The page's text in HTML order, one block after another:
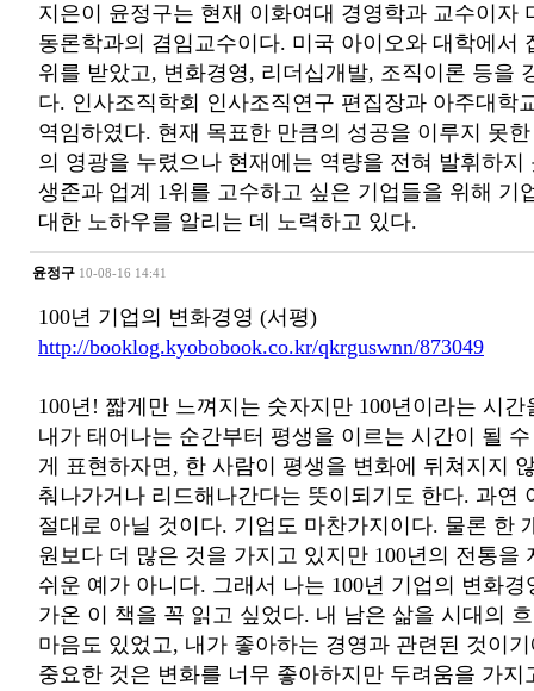
지은이 윤정구는 현재 이화여대 경영학과 교수이자
동론학과의 겸임교수이다. 미국 아이오와 대학에서
위를 받았고, 변화경영, 리더십개발, 조직이론 등을
다. 인사조직학회 인사조직연구 편집장과 아주대학
역임하였다. 현재 목표한 만큼의 성공을 이루지 못
의 영광을 누렸으나 현재에는 역량을 전혀 발휘하지
생존과 업계 1위를 고수하고 싶은 기업들을 위해 기
대한 노하우를 알리는 데 노력하고 있다.
윤정구 10-08-16 14:41
100년 기업의 변화경영 (서평)
http://booklog.kyobobook.co.kr/qkrguswnn/873049
100년! 짧게만 느껴지는 숫자지만 100년이라는 시
내가 태어나는 순간부터 평생을 이르는 시간이 될
게 표현하자면, 한 사람이 평생을 변화에 뒤쳐지지
춰나가거나 리드해나간다는 뜻이되기도 한다. 과연
절대로 아닐 것이다. 기업도 마찬가지이다. 물론 한
원보다 더 많은 것을 가지고 있지만 100년의 전통을
쉬운 예가 아니다. 그래서 나는 100년 기업의 변화
가온 이 책을 꼭 읽고 싶었다. 내 남은 삶을 시대의
마음도 있었고, 내가 좋아하는 경영과 관련된 것이
중요한 것은 변화를 너무 좋아하지만 두려움을 가지